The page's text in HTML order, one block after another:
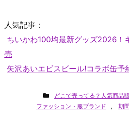
人気記事：
ちいかわ100均最新グッズ2026！
売
矢沢あいエビスビール!コラボ缶
どこで売ってる？人気商品
ファッション・服ブランド
, 期